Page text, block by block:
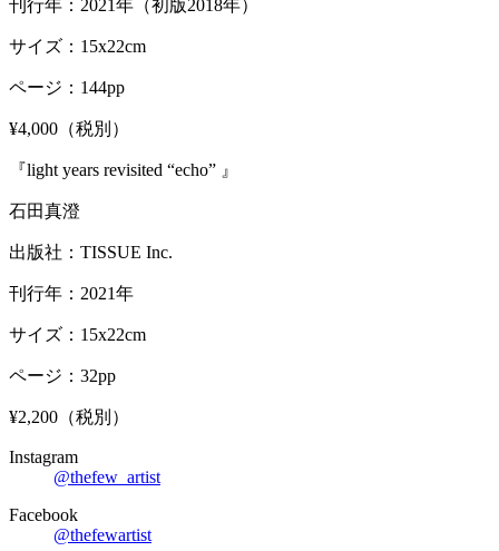
刊行年：2021年（初版2018年）
サイズ：15x22cm
ページ：144pp
¥4,000（税別）
『light years revisited “echo” 』
石田真澄
出版社：TISSUE Inc.
刊行年：2021年
サイズ：15x22cm
ページ：32pp
¥2,200 （税別）
Instagram
@thefew_artist
Facebook
@thefewartist